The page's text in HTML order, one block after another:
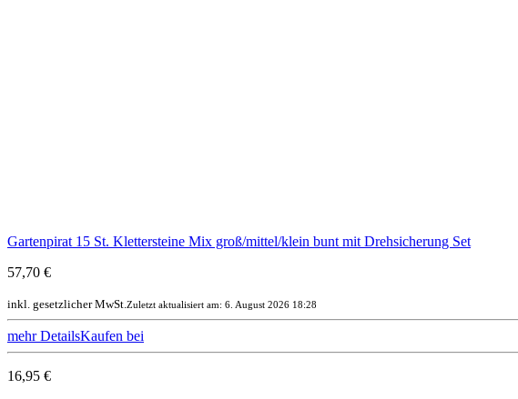
Gartenpirat 15 St. Klettersteine Mix groß/mittel/klein bunt mit Drehsicherung Set
57,70 €
inkl. gesetzlicher MwSt. Zuletzt aktualisiert am: 6. August 2026 18:28
mehr DetailsKaufen bei
16,95 €